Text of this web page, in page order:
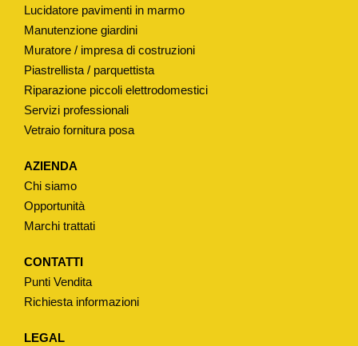
Lucidatore pavimenti in marmo
Manutenzione giardini
Muratore / impresa di costruzioni
Piastrellista / parquettista
Riparazione piccoli elettrodomestici
Servizi professionali
Vetraio fornitura posa
AZIENDA
Chi siamo
Opportunità
Marchi trattati
CONTATTI
Punti Vendita
Richiesta informazioni
LEGAL